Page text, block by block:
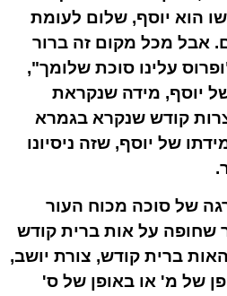
הוא יוסף, שלום לעומת
אבל מכל מקום זה ברור
עלינו סוכת שלומך",
יוסף, מידה שנקראת
קודש שנקרא בגמרא
של יוסף, שזה ניסיונו
של סוכה מכוח העור
שחופה על אות ברית קודש
ברית קודש, צורת יושב,
של מ' או באופן של ס'